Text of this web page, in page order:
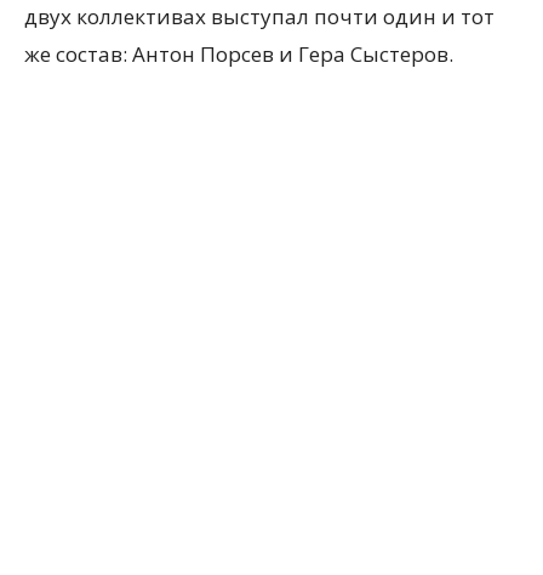
двух коллективах выступал почти один и тот
же состав: Антон Порсев и Гера Сыстеров.